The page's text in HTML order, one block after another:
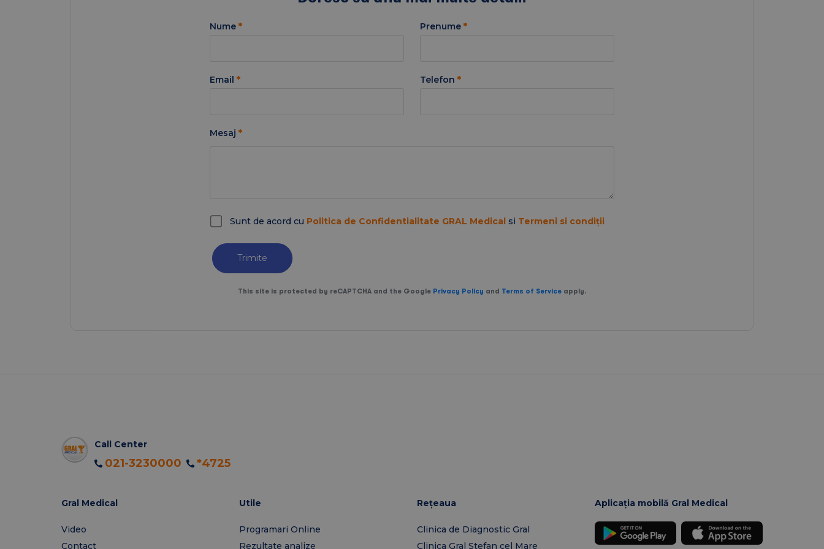
Nume * Prenume *
Email * Telefon *
Mesaj *
Sunt de acord cu Politica de Confidentialitate GRAL Medical si Termeni si condiții
Trimite
This site is protected by reCAPTCHA and the Google Privacy Policy and Terms of Service apply.
Call Center
021-3230000 *4725
Gral Medical
Video
Contact
Utile
Programari Online
Rezultate analize
Rețeaua
Clinica de Diagnostic Gral
Clinica Gral Stefan cel Mare
Aplicația mobilă Gral Medical